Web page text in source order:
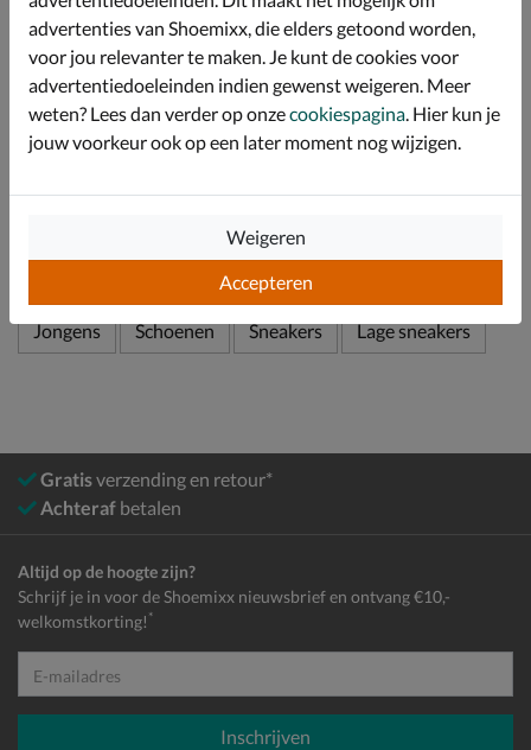
steunzolen.
Afgewerkt met een rubberen loopzool voor extra grip
tijdens het rennen of lopen.
Specificaties
Bekijk meer
Jongens Schoenen Sneakers Lage sneakers
Gratisverzending en retour*
Achteraf betalen
Altijd op de hoogte zijn?
Schrijf je in voor de Shoemixx nieuwsbrief en ontvang €10,-
welkomstkorting! *
E-mailadres
Inschrijven
advertenties van Shoemixx, die elders getoond worden,
voor jou relevanter te maken. Je kunt de cookies voor
advertentiedoeleinden indien gewenst weigeren. Meer
weten? Lees dan verder op onzecookiespagina. Hier kun je
jouw voorkeur ook op een later moment nog wijzigen.
Accepteren
Weigeren